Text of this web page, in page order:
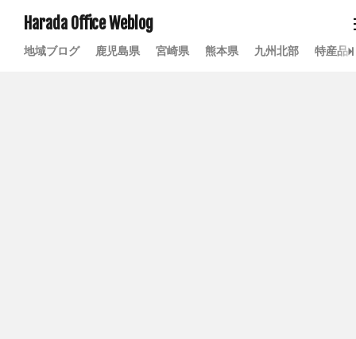
Harada Office Weblog
地域ブログ 鹿児島県 宮崎県 熊本県 九州北部 特産品